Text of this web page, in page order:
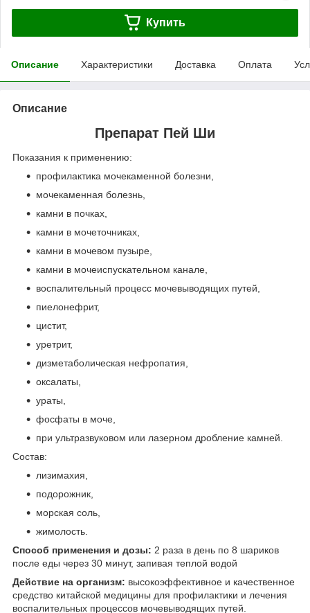
Купить
Описание Характеристики Доставка Оплата
Описание
Препарат Пей Ши
Показания к применению:
профилактика мочекаменной болезни,
мочекаменная болезнь,
камни в почках,
камни в мочеточниках,
камни в мочевом пузыре,
камни в мочеиспускательном канале,
воспалительный процесс мочевыводящих путей,
пиелонефрит,
цистит,
уретрит,
дизметаболическая нефропатия,
оксалаты,
ураты,
фосфаты в моче,
при ультразвуковом или лазерном дробление камней.
Состав:
лизимахия,
подорожник,
морская соль,
жимолость.
Способ применения и дозы: 2 раза в день по 8 шариков
после еды через 30 минут, запивая теплой водой
Действие на организм: высокоэффективное и качественное
средство китайской медицины для профилактики и лечения
воспалительных процессов мочевыводящих путей.